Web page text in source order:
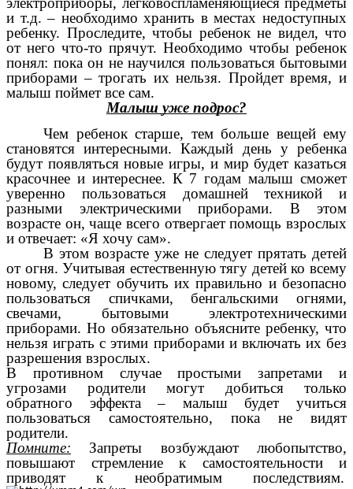
и т.д. – необходимо хранить в местах недоступных
ребенку. Проследите, чтобы ребенок не видел, что
от него что-то прячут. Необходимо чтобы ребенок
понял: пока он не научился пользоваться бытовыми
приборами – трогать их нельзя. Пройдет время, и
малыш поймет все сам.
Малыш уже подрос?
Чем ребенок старше, тем больше вещей ему
становятся интересными. Каждый день у ребенка
будут появляться новые игры, и мир будет казаться
красочнее и интереснее. К 7 годам малыш сможет
уверенно пользоваться домашней техникой и
разными электрическими приборами. В этом
возрасте он, чаще всего отвергает помощь взрослых
и отвечает: «Я хочу сам».
В этом возрасте уже не следует прятать детей
от огня. Учитывая естественную тягу детей ко всему
новому, следует обучить их правильно и безопасно
пользоваться спичками, бенгальскими огнями,
свечами, бытовыми электротехническими
приборами. Но обязательно объясните ребенку, что
нельзя играть с этими приборами и включать их без
разрешения взрослых.
В противном случае простыми запретами и
угрозами родители могут добиться только
обратного эффекта – малыш будет учиться
пользоваться самостоятельно, пока не видят
родители.
Помните: Запреты возбуждают любопытство,
повышают стремление к самостоятельности и
приводят к необратимым последствиям.